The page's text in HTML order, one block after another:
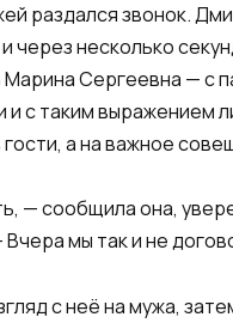
раздался звонок.
через несколько
Марина Сергеевна — с
с таким выражением
а на важное
— сообщила она,
мы так и не
с неё на мужа,